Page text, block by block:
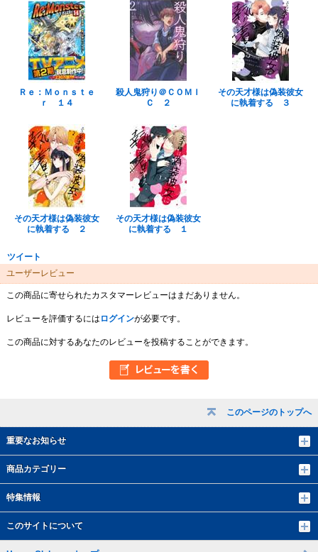
このページのトップへ
重要なお知らせ
商品カテゴリー
特集情報
このサイトについて
Ｒｅ：Ｍｏｎｓｔｅ
ｒ １４
殺人鬼狩り＠ＣＯＭＩ
Ｃ ２
その天才様は偽装彼女
に執着する ３
その天才様は偽装彼女
に執着する ２
その天才様は偽装彼女
に執着する １
ツイート
ユーザーレビュー
この商品に寄せられたカスタマーレビューはまだありません。
レビューを評価するには ログインが必要です。
この商品に対するあなたのレビューを投稿することができます。